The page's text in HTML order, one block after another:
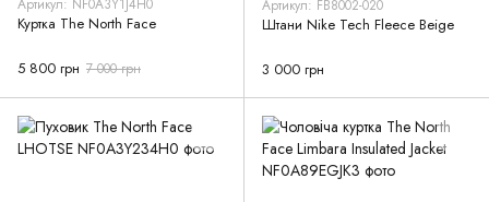
Артикул: NF0A3Y1J4H0
Куртка The North Face
5 800 грн 7 000 грн
Артикул: FB8002-020
Штани Nike Tech Fleece Beige
3 000 грн